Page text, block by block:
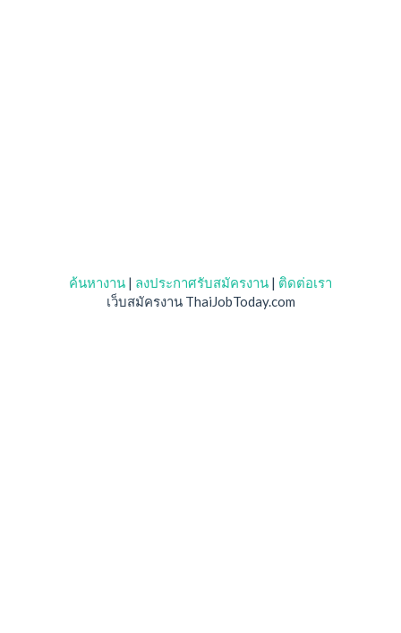
ค้นหางาน | ลงประกาศรับสมัครงาน | ติดต่อเรา
เว็บสมัครงาน ThaiJobToday.com